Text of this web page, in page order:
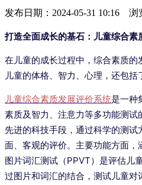
发布日期：2024-05-31 10:16 浏
打造全面成长的基石：儿童综合素
在儿童的成长过程中，综合素质的
儿童的体格、智力、心理，还包括
儿童综合素质发展评价系统是一种
素质及智力、注意力等多功能测试
先进的科技手段，通过科学的测
面、客观的评价。主要功能方面
图片词汇测试（PPVT）是评估儿
过图片和词汇的结合，测试儿童